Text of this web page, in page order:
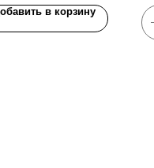
в корзину